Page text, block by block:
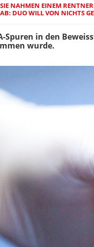
SIE NAHMEN EINEM
AB: DUO WILL VON NICHTS
Spuren in den
wurde.